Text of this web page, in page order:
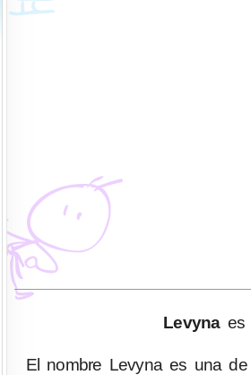
Levynaes
El nombre Levyna es una